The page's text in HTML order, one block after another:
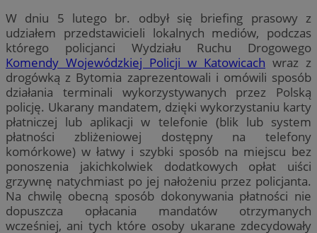
W dniu 5 lutego br. odbył się briefing prasowy z
udziałem przedstawicieli lokalnych mediów, podczas
którego policjanci Wydziału Ruchu Drogowego
Komendy Wojewódzkiej Policji w Katowicach wraz z
drogówką z Bytomia zaprezentowali i omówili sposób
działania terminali wykorzystywanych przez Polską
policję. Ukarany mandatem, dzięki wykorzystaniu karty
płatniczej lub aplikacji w telefonie (blik lub system
płatności zbliżeniowej dostępny na telefony
komórkowe) w łatwy i szybki sposób na miejscu bez
ponoszenia jakichkolwiek dodatkowych opłat uiści
grzywnę natychmiast po jej nałożeniu przez policjanta.
Na chwilę obecną sposób dokonywania płatności nie
dopuszcza opłacania mandatów otrzymanych
wcześniej, ani tych które osoby ukarane zdecydowały